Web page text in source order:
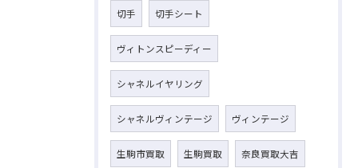
切手 切手シート
ヴィトンスピーディー
シャネルイヤリング
シャネルヴィンテージ ヴィンテージ
生駒市買取 生駒買取 奈良買取大吉